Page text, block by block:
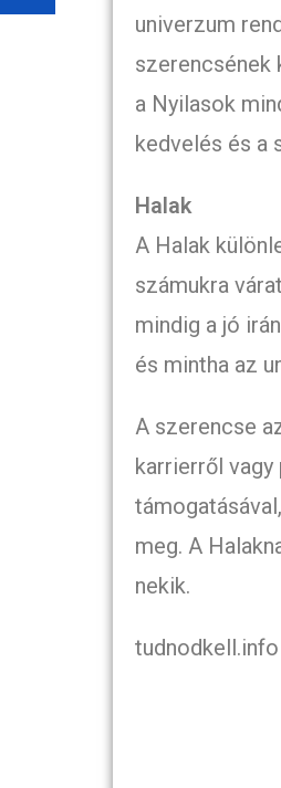
univerzum
szerencsének
a Nyilasok
kedvelés és a
Halak
A Halak
számukra
mindig a jó
és mintha az
A szerencse
karrierről vagy
meg. A
nekik.
tudnodkell.info